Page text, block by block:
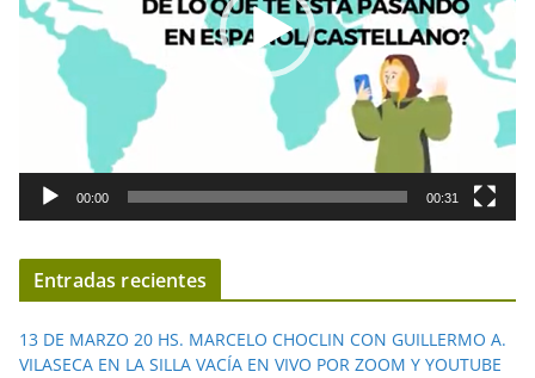
d
í
d
e
o
00:00 00:31
Entradas recientes
13 DE MARZO 20 HS. MARCELO CHOCLIN CON GUILLERMO A.
VILASECA EN LA SILLA VACÍA EN VIVO POR ZOOM Y YOUTUBE